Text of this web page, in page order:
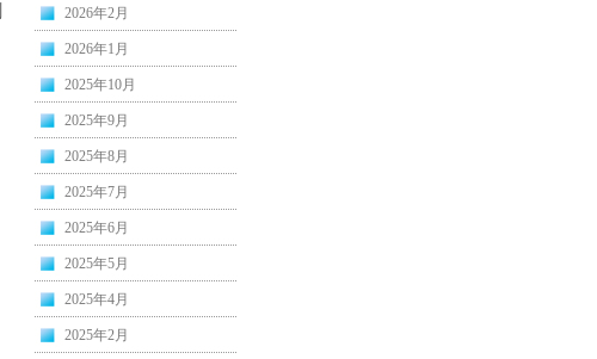
2026年2月
2026年1月
2025年10月
2025年9月
2025年8月
2025年7月
2025年6月
2025年5月
2025年4月
2025年2月